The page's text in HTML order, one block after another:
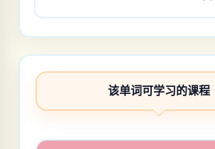
该单词可学习的课程